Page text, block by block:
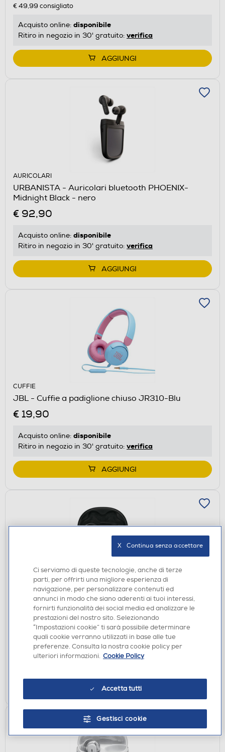
€ 49,99 consigliato
Acquisto online: disponibile
Ritiro in negozio in 30' gratuito: verifica
AGGIUNGI
AURICOLARI
URBANISTA - Auricolari bluetooth PHOENIX-
Midnight Black - nero
€ 92,90
Acquisto online: disponibile
Ritiro in negozio in 30' gratuito: verifica
AGGIUNGI
CUFFIE
JBL - Cuffie a padiglione chiuso JR310-Blu
€ 19,90
Acquisto online: disponibile
Ritiro in negozio in 30' gratuito: verifica
AGGIUNGI
AURICOLARI
JBL - Auricolari true wireless TUNE FLEX 2-Nero
€ 89,90
Acquisto online:disponibile
Ritiro in negozio in 30' gratuito:verifica
AGGIUNGI
Ci serviamo di queste tecnologie, anche di terze
parti, per offrirti una migliore esperienza di
navigazione, per personalizzare contenuti ed
annunci in modo che siano aderenti ai tuoi interessi,
fornirti funzionalità dei social media ed analizzare le
prestazioni del nostro sito. Selezionando
“Impostazioni cookie” ti sarà possibile determinare
quali cookie verranno utilizzati in base alle tue
preferenze. Consulta la nostra cookie policy per
ulteriori informazioni. Cookie Policy
Accetta tutti
Gestisci cookie
X   Continua senza accettare